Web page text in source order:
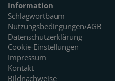
Information
Schlagwortbaum
Nutzungsbedingungen/AGB
Datenschutzerklärung
Cookie-Einstellungen
Impressum
Kontakt
Bildnachweise